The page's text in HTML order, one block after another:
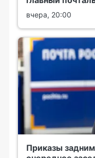
вчера, 20:00
Приказы